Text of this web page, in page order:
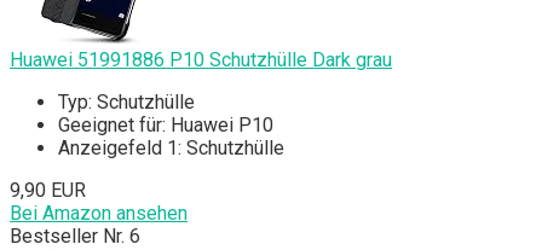
Huawei 51991886 P10 Schutzhülle Dark grau
Typ: Schutzhülle
Geeignet für: Huawei P10
Anzeigefeld 1: Schutzhülle
9,90 EUR
Bei Amazon ansehen
Bestseller Nr. 6